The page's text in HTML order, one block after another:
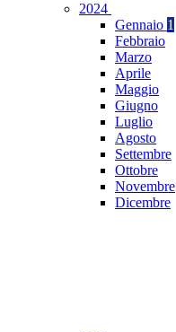
2024
Gennaio 1
Febbraio
Marzo
Aprile
Maggio
Giugno
Luglio
Agosto
Settembre
Ottobre
Novembre
Dicembre